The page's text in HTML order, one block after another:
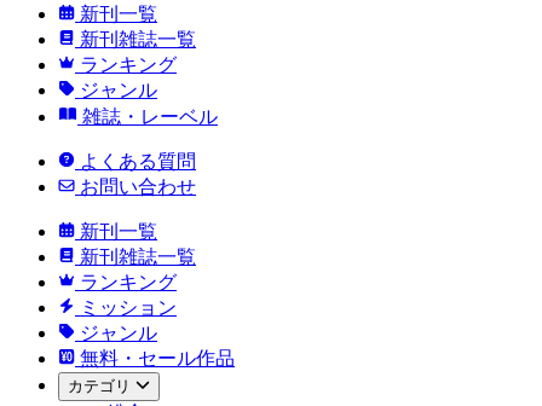
新刊一覧
新刊雑誌一覧
ランキング
ジャンル
雑誌・レーベル
よくある質問
お問い合わせ
新刊一覧
新刊雑誌一覧
ランキング
ミッション
ジャンル
無料・セール作品
カテゴリ